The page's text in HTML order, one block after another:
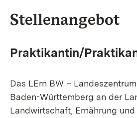
Stellenangebot
Praktikantin/
Das LErn BW –
Baden-Württemberg an der
Landwirtschaft, Ernährung